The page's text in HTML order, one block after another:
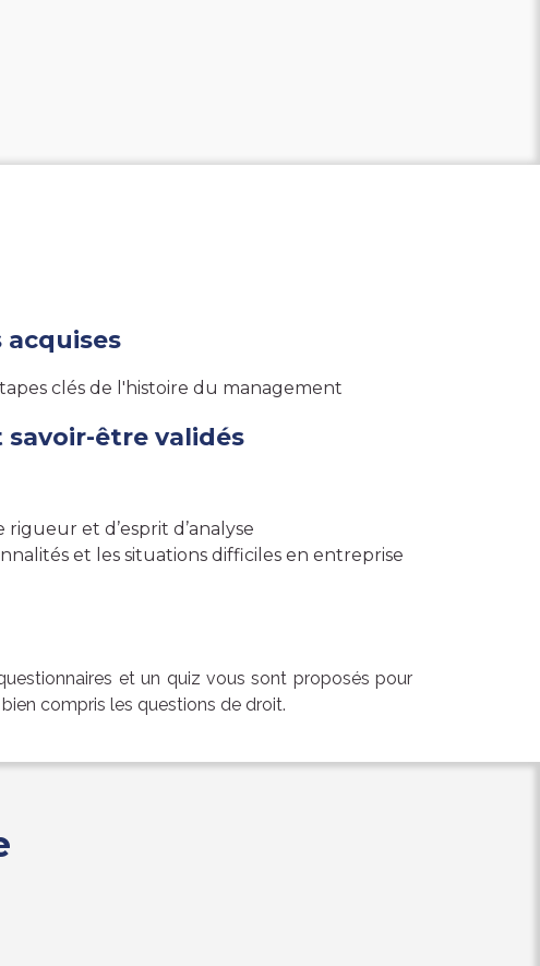
acquises
clés de l'histoire du management
savoir-être validés
rigueur et d’esprit d’analyse
et les situations difficiles en entreprise
et un quiz vous sont proposés pour
compris les questions de droit.